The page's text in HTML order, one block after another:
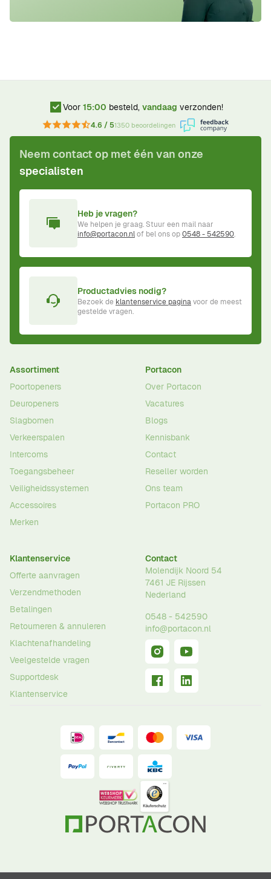
Voor 15:00 besteld, vandaag verzonden!
4.6 / 51350 beoordelingen
Neem contact op met één van onze
specialisten
Heb je vragen?
We helpen je graag. Stuur een mail naar
info@portacon.nlof bel ons op0548 - 542590.
Productadvies nodig?
Bezoek de klantenservice paginavoor de meest
gestelde vragen.
Assortiment
Poortopeners
Deuropeners
Slagbomen
Verkeerspalen
Intercoms
Toegangsbeheer
Veiligheidssystemen
Accessoires
Merken
Portacon
Over Portacon
Vacatures
Blogs
Kennisbank
Contact
Reseller worden
Ons team
Portacon PRO
Klantenservice
Offerte aanvragen
Verzendmethoden
Betalingen
Retourneren & annuleren
Klachtenafhandeling
Veelgestelde vragen
Supportdesk
Klantenservice
Contact
Molendijk Noord 54
7461 JE Rijssen
Nederland
0548 - 542590
info@portacon.nl